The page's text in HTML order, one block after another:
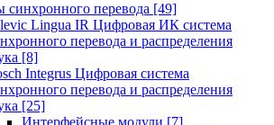
синхронного перевода [49]
Lingua IR Цифровая ИК система
перевода и распределения
[8]
Integrus Цифровая система
перевода и распределения
[25]
Интерфейсные модули [7]